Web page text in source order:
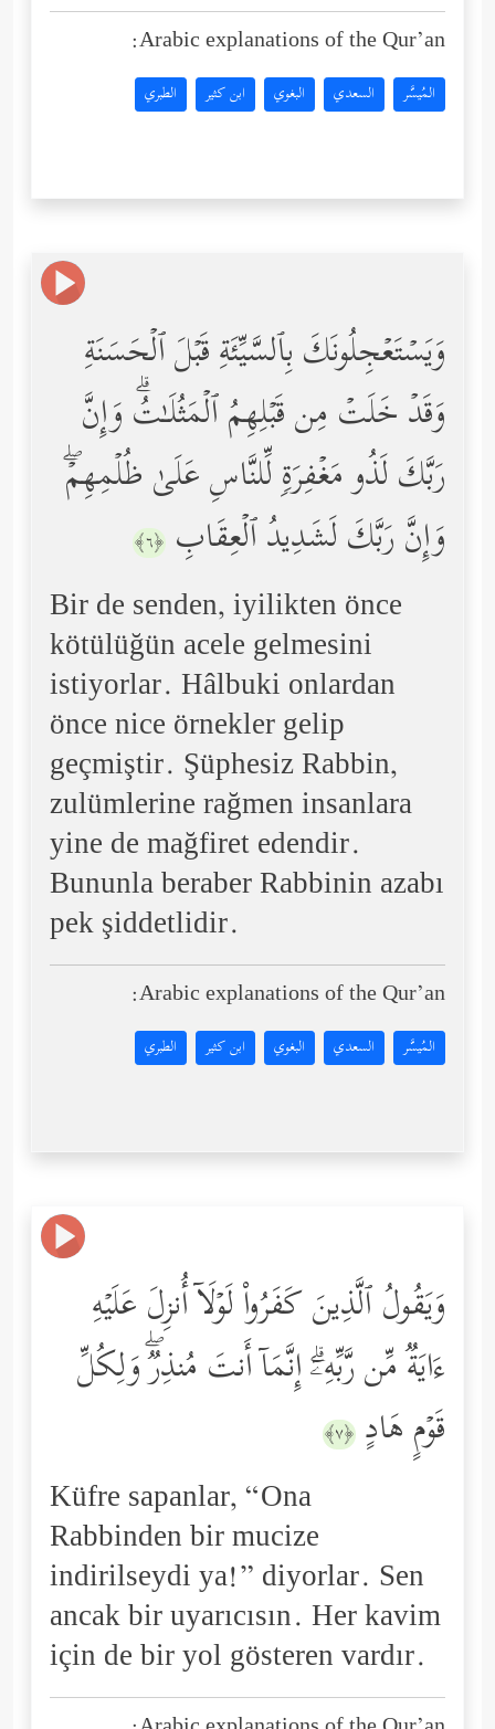
Arabic explanations of the Qur’an:
المُيسَّر السعدي البغوي ابن كثير الطبري
وَیَسۡتَعۡجِلُونَكَ بِٱلسَّیِّئَةِ قَبۡلَ ٱلۡحَسَنَةِ
وَقَدۡ خَلَتۡ مِن قَبۡلِهِمُ ٱلۡمَثُلَـٰتُۗ وَإِنَّ
رَبَّكَ لَذُو مَغۡفِرَةࣲ لِّلنَّاسِ عَلَىٰ ظُلۡمِهِمۡۖ
وَإِنَّ رَبَّكَ لَشَدِیدُ ٱلۡعِقَابِ ﴿٦﴾
Bir de senden, iyilikten önce
kötülüğün acele gelmesini
istiyorlar. Hâlbuki onlardan
önce nice örnekler gelip
geçmiştir. Şüphesiz Rabbin,
zulümlerine rağmen insanlara
yine de mağfiret edendir.
Bununla beraber Rabbinin azabı
pek şiddetlidir.
Arabic explanations of the Qur’an:
المُيسَّر السعدي البغوي ابن كثير الطبري
وَیَقُولُ ٱلَّذِینَ كَفَرُواْ لَوۡلَاۤ أُنزِلَ عَلَیۡهِ
ءَایَةࣱ مِّن رَّبِّهِۦۤۗ إِنَّمَاۤ أَنتَ مُنذِرࣱۖ وَلِكُلِّ
قَوۡمٍ هَادٍ ﴿٧﴾
Küfre sapanlar, “Ona
Rabbinden bir mucize
indirilseydi ya!” diyorlar. Sen
ancak bir uyarıcısın. Her kavim
için de bir yol gösteren vardır.